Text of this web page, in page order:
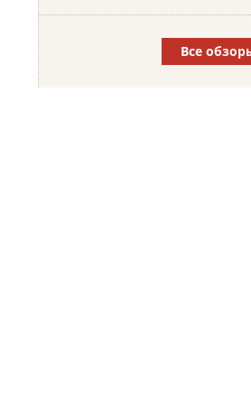
Все